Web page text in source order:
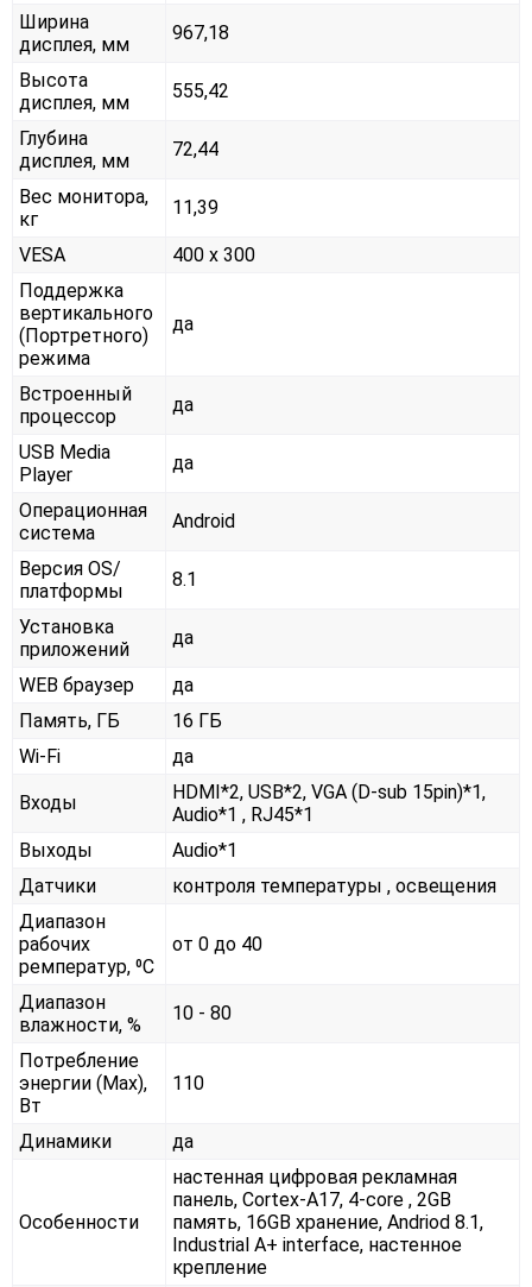
Ширина
дисплея, мм
967,18
Высота
дисплея, мм
555,42
Глубина
дисплея, мм
72,44
Вес монитора,
кг
11,39
VESA
400 x 300
Поддержка
вертикального
(Портретного)
режима
да
Встроенный
процессор
да
USB Media
Player
да
Операционная
система
Android
Версия OS/
платформы
8.1
Установка
приложений
да
WEB браузер
да
Память, ГБ
16 ГБ
Wi-Fi
да
Входы
HDMI*2, USB*2, VGA (D-sub 15pin)*1,
Audio*1 , RJ45*1
Выходы
Audio*1
Датчики
контроля температуры , освещения
Диапазон
рабочих
ремператур, ⁰С
от 0 до 40
Диапазон
влажности, %
10 - 80
Потребление
энергии (Max),
Вт
110
Динамики да
Особенности
настенная цифровая рекламная
панель, Cortex-A17, 4-core , 2GB
память, 16GB хранение, Andriod 8.1,
Industrial A+ interface, настенное
крепление